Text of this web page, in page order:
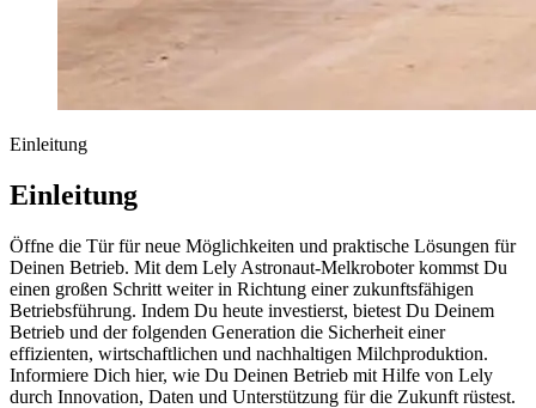
Einleitung
Einleitung
Öffne die Tür für neue Möglichkeiten und praktische Lösungen für
Deinen Betrieb. Mit dem Lely Astronaut-Melkroboter kommst Du
einen großen Schritt weiter in Richtung einer zukunftsfähigen
Betriebsführung. Indem Du heute investierst, bietest Du Deinem
Betrieb und der folgenden Generation die Sicherheit einer
effizienten, wirtschaftlichen und nachhaltigen Milchproduktion.
Informiere Dich hier, wie Du Deinen Betrieb mit Hilfe von Lely
durch Innovation, Daten und Unterstützung für die Zukunft rüstest.